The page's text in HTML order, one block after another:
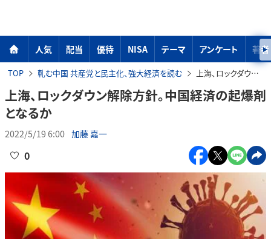
人気 配当 優待 NISA テーマ アンケート 著者
TOP 軋む中国 共産党と民主化、強大経済を読む 上海、ロックダウン解除方針。中国経済の起爆剤となるか
上海、ロックダウン解除方針。中国経済の起爆剤
となるか
2022/5/19 6:00 加藤 嘉一
0